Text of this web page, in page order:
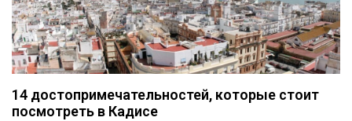
14 достопримечательностей, которые стоит
посмотреть в Кадисе